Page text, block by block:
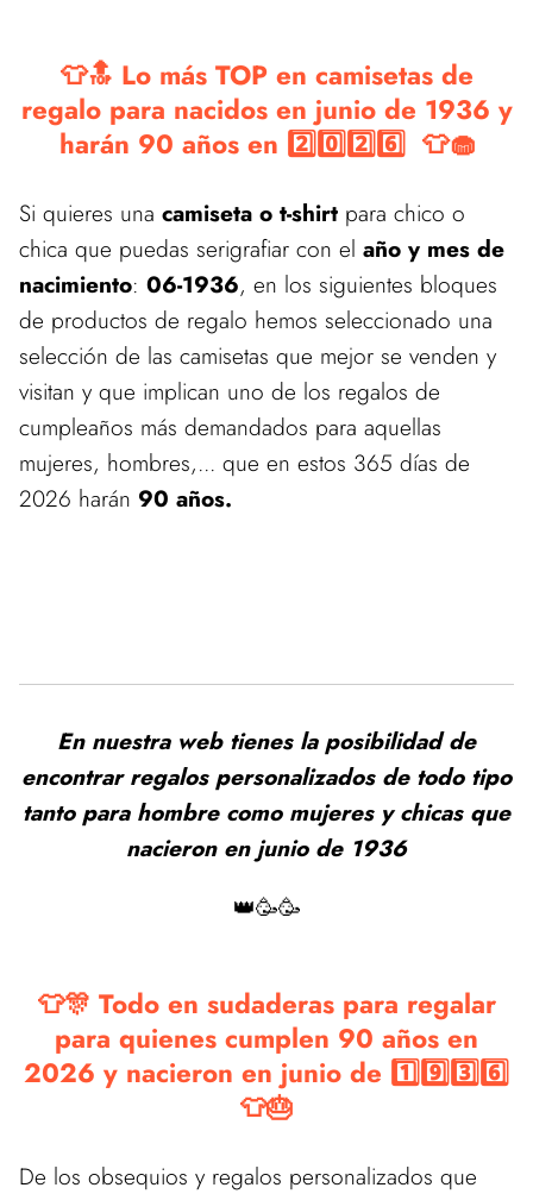
👕🔝 Lo más TOP en camisetas de
regalo para nacidos en junio de 1936 y
harán 90 años en 2️⃣0️⃣2️⃣6️⃣ 👕🧁
Si quieres una camiseta o t-shirt para chico o
chica que puedas serigrafiar con el año y mes de
nacimiento: 06-1936, en los siguientes bloques
de productos de regalo hemos seleccionado una
selección de las camisetas que mejor se venden y
visitan y que implican uno de los regalos de
cumpleaños más demandados para aquellas
mujeres, hombres,... que en estos 365 días de
2026 harán 90 años.
En nuestra web tienes la posibilidad de
encontrar regalos personalizados de todo tipo
tanto para hombre como mujeres y chicas que
nacieron en junio de 1936
👑🥳🥳
👕🎊 Todo en sudaderas para regalar
para quienes cumplen 90 años en
2026 y nacieron en junio de 1️⃣9️⃣3️⃣6️⃣
👕🎂
De los obsequios y regalos personalizados que